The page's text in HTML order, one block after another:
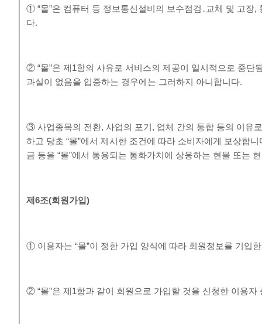
① “몰”은 컴퓨터 등 정보통신설비의 보수점검․교체 및 고
다.
② “몰”은 제1항의 사유로 서비스의 제공이 일시적으로 중단
과실이 없음을 입증하는 경우에는 그러하지 아니합니다.
③ 사업종목의 전환, 사업의 포기, 업체 간의 통합 등의 이유
하고 당초 “몰”에서 제시한 조건에 따라 소비자에게 보상합
금 등을 “몰”에서 통용되는 통화가치에 상응하는 현물 또는
제6조(회원가입)
① 이용자는 “몰”이 정한 가입 양식에 따라 회원정보를 기입
② “몰”은 제1항과 같이 회원으로 가입할 것을 신청한 이용